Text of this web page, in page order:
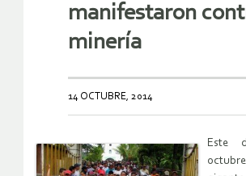
manifestaron
minería
14 OCTUBRE, 2014
Este